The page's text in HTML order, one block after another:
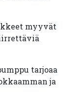
myyvät
tarjoaa
ja